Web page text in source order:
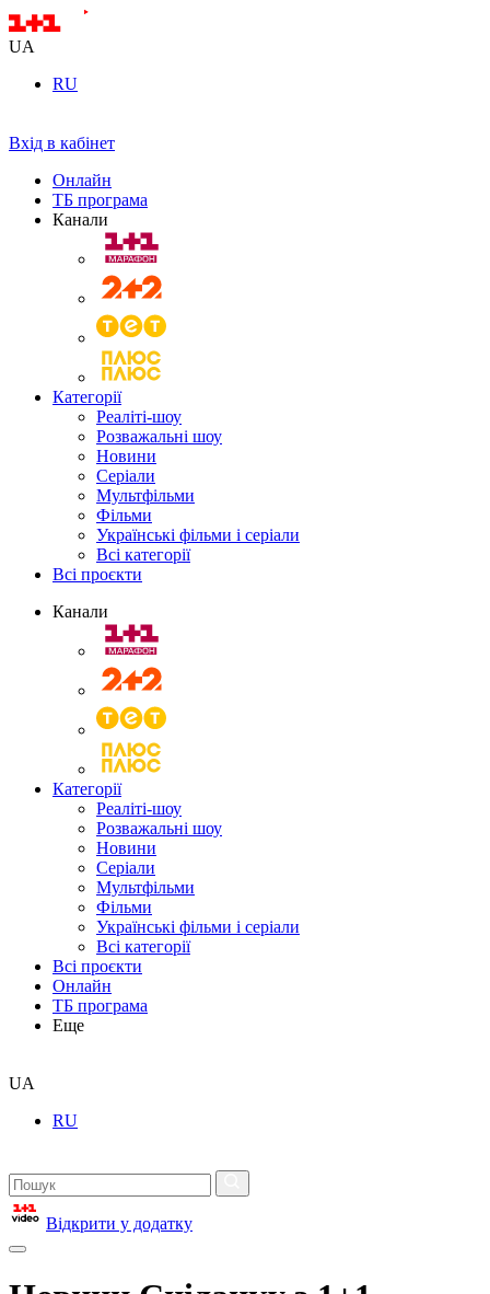
UA
RU
Вхід в кабінет
Онлайн
ТБ програма
Канали
Категорії
Реаліті-шоу
Розважальні шоу
Новини
Серіали
Мультфільми
Фільми
Українські фільми і серіали
Всі категорії
Всі проєкти
Канали
Категорії
Реаліті-шоу
Розважальні шоу
Новини
Серіали
Мультфільми
Фільми
Українські фільми і серіали
Всі категорії
Всі проєкти
Онлайн
ТБ програма
Еще
UA
RU
Відкрити у додатку